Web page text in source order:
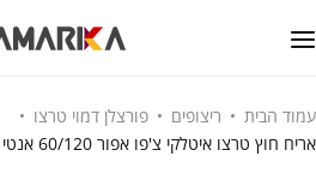
עמוד הבית ריצופים
פורצלן דמוי טרצו
אריח חוץ טרצו איטלקי צ'פו אפור 60/120 אנטי סליפ